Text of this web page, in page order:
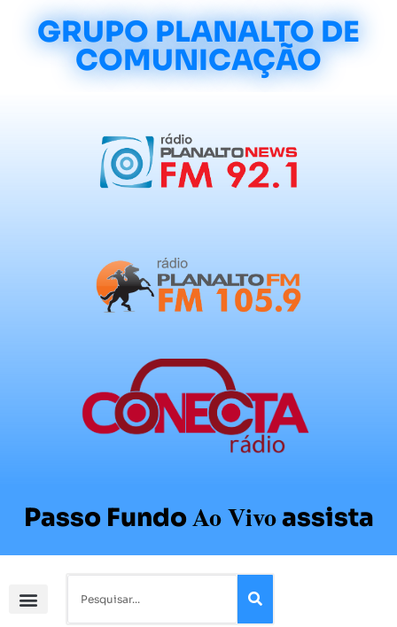
GRUPO PLANALTO DE
COMUNICAÇÃO
Passo FundoAo Vivoassista